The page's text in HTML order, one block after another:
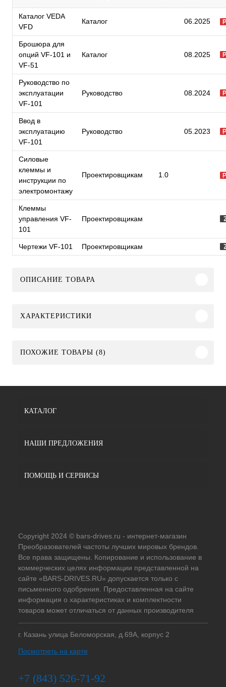
Каталог VEDA
VFD
Каталог 06.2025
Брошюра для
опций VF-101 и
VF-51
Каталог 08.2025
Руководство по
эксплуатации
VF-101
Руководство 08.2024
Ввод в
эксплуатацию
VF-101
Руководство 05.2023
Силовые
клеммы и
инструкции по
электромонтажу
Проектировщикам 1.0
Клеммы
управления VF-
101
Проектировщикам
Чертежи VF-101 Проектировщикам
ОПИСАНИЕ ТОВАРА
ХАРАКТЕРИСТИКИ
ПОХОЖИЕ ТОВАРЫ (8)
КАТАЛОГ
НАШИ ПРЕДЛОЖЕНИЯ
ПОМОЩЬ И СЕРВИСЫ
Copyright 2024 © bars-drives.ru - интернет-магазин
Преобразователей частоты лучших мировых брендов.
Все права защищены. Копирование и использование в
коммерческих целях информации представленной на
сайте «BARS-DRIVES.RU» допускается только с
письменного одобрения. Предоставленная на сайте
информация о характеристиках и комплектности
товаров может отличаться от данных производителя
г. Казань улица Беломорская, д.69А, корпус 2
Посмотреть на карте
+7 (843) 526-71-92